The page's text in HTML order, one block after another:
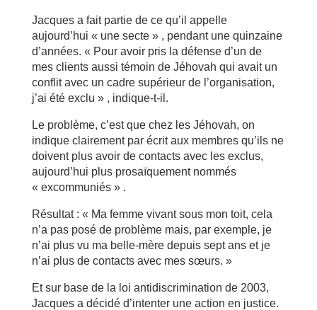
Jacques a fait partie de ce qu’il appelle
aujourd’hui « une secte » , pendant une quinzaine
d’années. « Pour avoir pris la défense d’un de
mes clients aussi témoin de Jéhovah qui avait un
conflit avec un cadre supérieur de l’organisation,
j’ai été exclu » , indique-t-il.
Le problème, c’est que chez les Jéhovah, on
indique clairement par écrit aux membres qu’ils ne
doivent plus avoir de contacts avec les exclus,
aujourd’hui plus prosaïquement nommés
« excommuniés » .
Résultat : « Ma femme vivant sous mon toit, cela
n’a pas posé de problème mais, par exemple, je
n’ai plus vu ma belle-mère depuis sept ans et je
n’ai plus de contacts avec mes sœurs. »
Et sur base de la loi antidiscrimination de 2003,
Jacques a décidé d’intenter une action en justice.